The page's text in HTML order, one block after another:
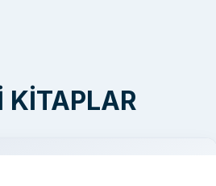
KITAPLAR